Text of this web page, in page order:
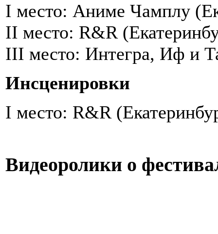
I место: Аниме Чамплу
II место: R&R
III место: Интегра, Иф и
Инсценировки
I место: R&R
Видеоролики о